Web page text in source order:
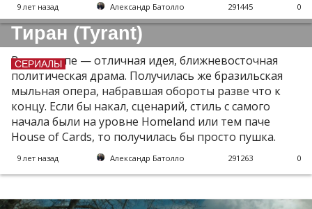
9 лет назад Александр Батолло 291445 0
Тиран (Tyrant)
СЕРИАЛЫ
В принципе — отличная идея, ближневосточная
политическая драма. Получилась же бразильская
мыльная опера, набравшая обороты разве что к
концу. Если бы накал, сценарий, стиль с самого
начала были на уровне Homeland или тем паче
House of Cards, то получилась бы просто пушка.
9 лет назад Александр Батолло 291263 0